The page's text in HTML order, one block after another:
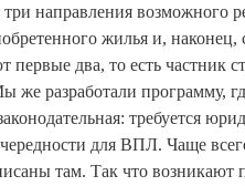
направления возможного
жилья и, наконец,
два, то есть частник
же разработали программу,
требуется
для ВПЛ. Чаще
там. Так что возникают